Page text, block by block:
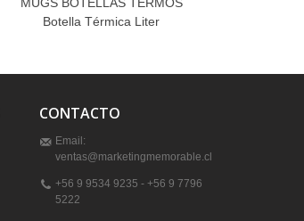
Botella Térmica Liter
CONTACTO
Email:
ventas@marketingmemorable.cl
+56 9 9534 9235 - +56 9 7796
5222